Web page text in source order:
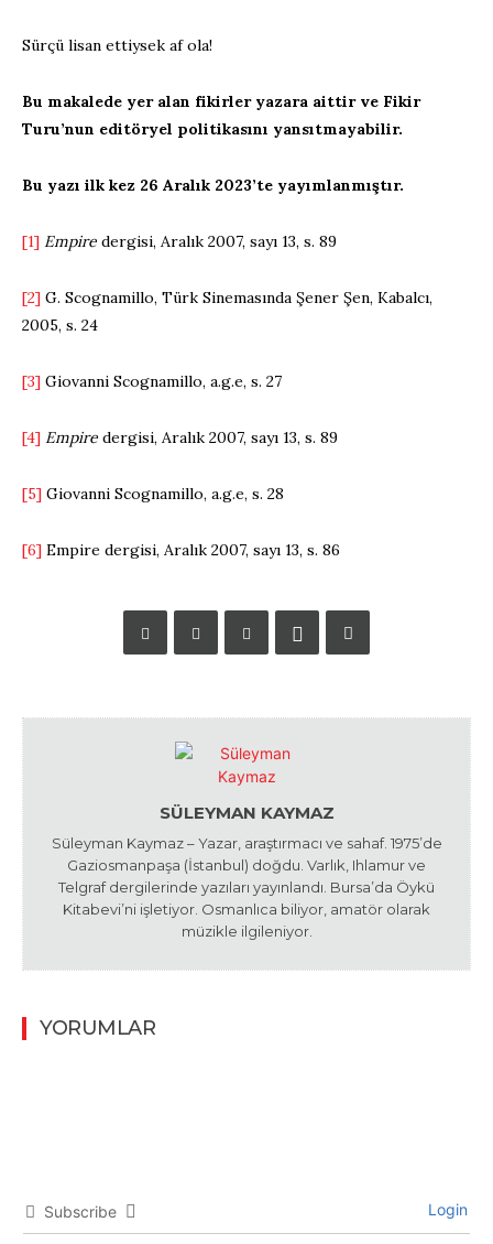
Sürçü lisan ettiysek af ola!
Bu makalede yer alan fikirler yazara aittir ve Fikir
Turu’nun editöryel politikasını yansıtmayabilir.
Bu yazı ilk kez 26 Aralık 2023’te yayımlanmıştır.
[1] Empire dergisi, Aralık 2007, sayı 13, s. 89
[2] G. Scognamillo, Türk Sinemasında Şener Şen, Kabalcı,
2005, s. 24
[3] Giovanni Scognamillo, a.g.e, s. 27
[4] Empire dergisi, Aralık 2007, sayı 13, s. 89
[5] Giovanni Scognamillo, a.g.e, s. 28
[6] Empire dergisi, Aralık 2007, sayı 13, s. 86
SÜLEYMAN KAYMAZ
Süleyman Kaymaz – Yazar, araştırmacı ve sahaf. 1975’de
Gaziosmanpaşa (İstanbul) doğdu. Varlık, Ihlamur ve
Telgraf dergilerinde yazıları yayınlandı. Bursa’da Öykü
Kitabevi’ni işletiyor. Osmanlıca biliyor, amatör olarak
müzikle ilgileniyor.
YORUMLAR
Subscribe Login